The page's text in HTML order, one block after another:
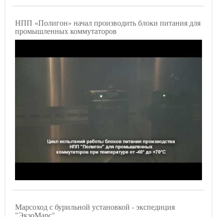
НПП «Полигон» начал производить блоки питания для
промышленных коммутаторов
Марсоход с бурильной установкой - экспедиция
"ЭкзоМарс"